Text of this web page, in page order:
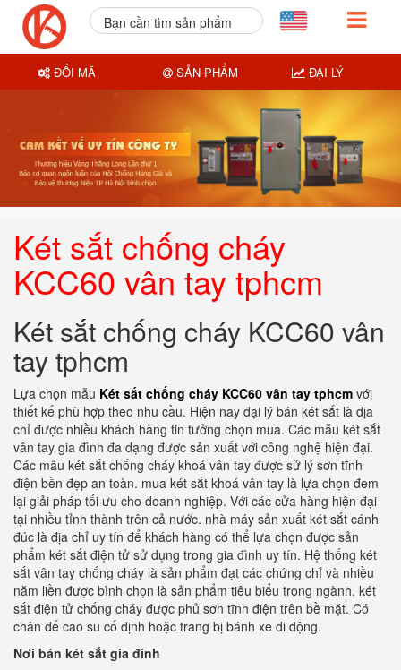
Két sắt chống cháy
KCC60 vân tay tphcm
Két sắt chống cháy KCC60 vân
tay tphcm
Lựa chọn mẫu Két sắt chống cháy KCC60 vân tay tphcm với
thiết kế phù hợp theo nhu cầu. Hiện nay đại lý bán két sắt là địa
chỉ được nhiều khách hàng tin tưởng chọn mua. Các mẫu két sắt
vân tay gia đình đa dạng được sản xuất với công nghệ hiện đại.
Các mẫu két sắt chống cháy khoá vân tay được sử lý sơn tĩnh
điện bền đẹp an toàn. mua két sắt khoá vân tay là lựa chọn đem
lại giải pháp tối ưu cho doanh nghiệp. Với các cửa hàng hiện đại
tại nhiều tỉnh thành trên cả nước. nhà máy sản xuất két sắt cánh
đúc là địa chỉ uy tín để khách hàng có thể lựa chọn được sản
phẩm két sắt điện tử sử dụng trong gia đình uy tín. Hệ thống két
sắt vân tay chống cháy là sản phẩm đạt các chứng chỉ và nhiều
năm liền được bình chọn là sản phẩm tiêu biểu trong ngành. két
sắt điện tử chống cháy được phủ sơn tĩnh điện trên bề mặt. Có
chân đế cao su cố định hoặc trang bị bánh xe di động.
Nơi bán két sắt gia đình
Bạn cần tìm sản phẩm
ĐỔI MÃ SẢN PHẨM ĐẠI LÝ